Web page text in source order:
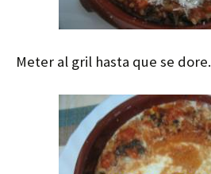
Meter al gril hasta que se dore.